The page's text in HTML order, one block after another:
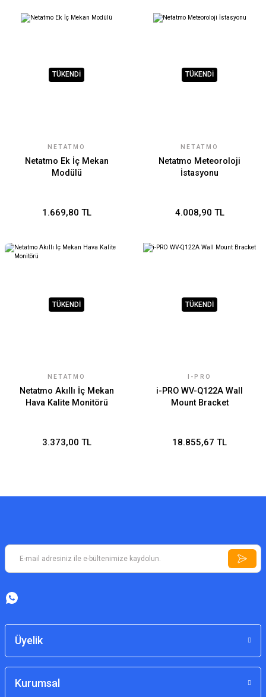
TÜKENDİ
NETATMO
Netatmo Ek İç Mekan
Modülü
1.669,80 TL
TÜKENDİ
NETATMO
Netatmo Meteoroloji
İstasyonu
4.008,90 TL
TÜKENDİ
NETATMO
Netatmo Akıllı İç Mekan
Hava Kalite Monitörü
3.373,00 TL
TÜKENDİ
I-PRO
i-PRO WV-Q122A Wall
Mount Bracket
18.855,67 TL
Üyelik
Kurumsal